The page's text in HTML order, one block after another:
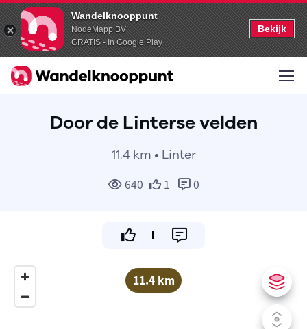
Wandelknooppunt
NodeMapp BV
GRATIS - In Google Play
Bekijk
Door de Linterse velden
11.4 km • Linter
640 1 0
11.4 km